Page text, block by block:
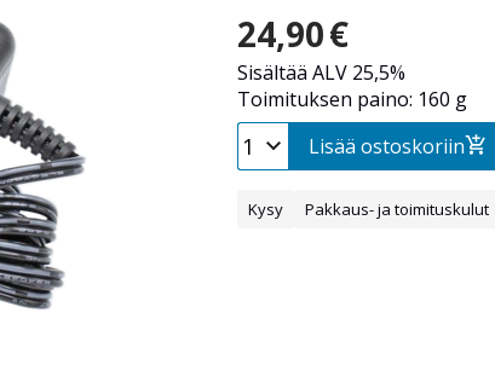
24,90€
Sisältää ALV 25,5%
Toimituksen paino: 160 g
Lisää ostoskoriin
Kysy Pakkaus- ja toimituskulut